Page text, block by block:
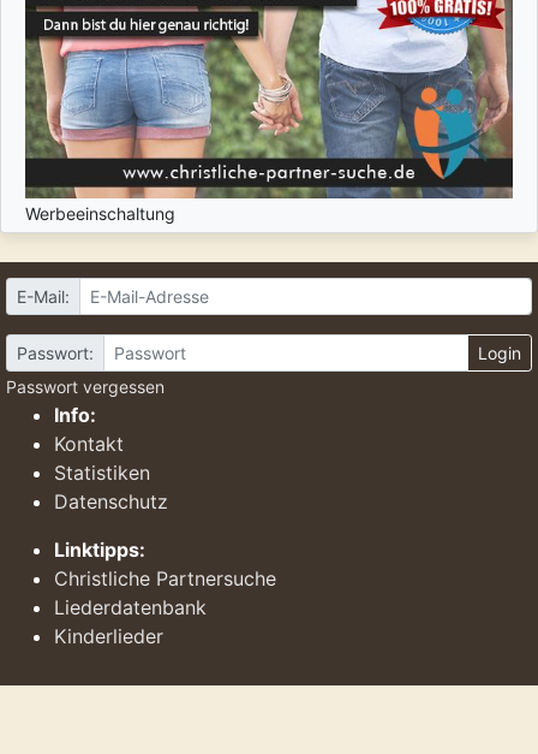
Werbeeinschaltung
E-Mail:
Passwort:
Login
Passwort vergessen
Info:
Kontakt
Statistiken
Datenschutz
Linktipps:
Christliche Partnersuche
Liederdatenbank
Kinderlieder